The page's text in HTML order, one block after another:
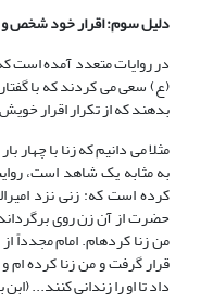
دلیل سوم:اقرار خود شخص
در روایات متعدد آمده است
(ع) سعی می کردند که با
بدهند که از تکرار اقرار
مثلا می دانیم که زنا با چهار
به مثابه یک شاهد است،
کرده است که: زنی نزد
حضرت از آن زن روی
من زنا کردهام. امام مجدداً
قرار گرفت و من زنا کرده
داد تا او را زندانی کنند... (ابن